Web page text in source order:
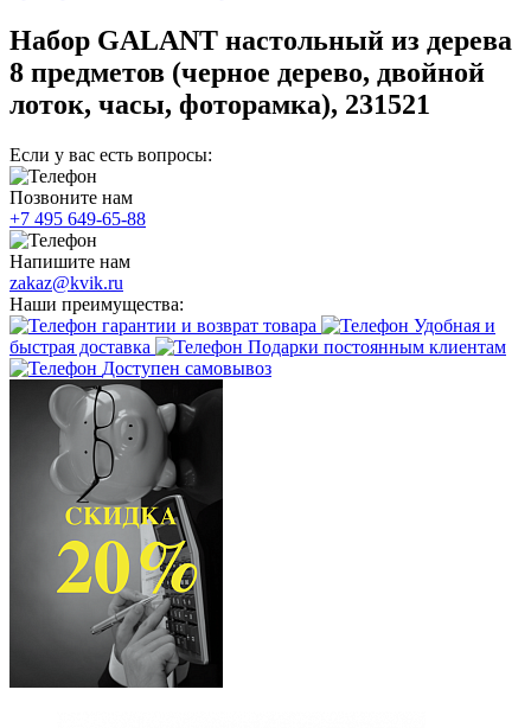
Набор GALANT настольный из дерева
8 предметов (черное дерево, двойной
лоток, часы, фоторамка), 231521
Если у вас есть вопросы:
Позвоните нам
+7 495 649-65-88
Напишите нам
zakaz@kvik.ru
Наши преимущества:
гарантии и возврат товара
Удобная и
быстрая доставка
Подарки постоянным клиентам
Доступен самовывоз